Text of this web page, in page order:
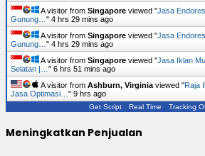
A visitor from Singapore viewed "Jasa
Gunung… " 4 hrs 29 mins ago
A visitor from Singapore viewed "Jasa
Gunung… " 4 hrs 29 mins ago
A visitor from Singapore viewed "Jasa Iklan
Selatan |… " 6 hrs 51 mins ago
A visitor from Ashburn, Virginia viewed "Raja
Jasa Optimasi… " 9 hrs ago
Get Script Real Time Tracking
Meningkatkan Penjualan